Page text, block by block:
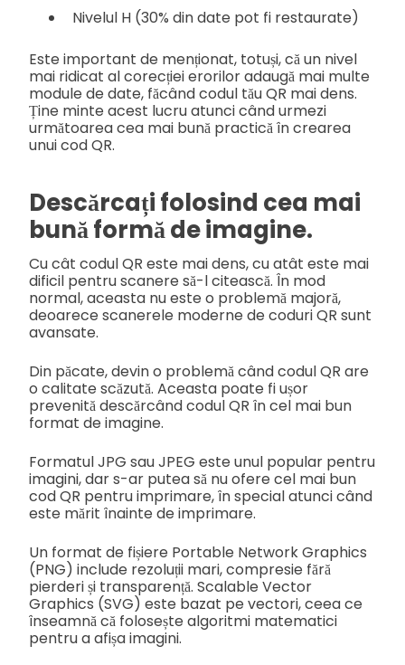
Nivelul H (30% din date pot fi restaurate)
Este important de menționat, totuși, că un nivel
mai ridicat al corecției erorilor adaugă mai multe
module de date, făcând codul tău QR mai dens.
Ține minte acest lucru atunci când urmezi
următoarea cea mai bună practică în crearea
unui cod QR.
Descărcați folosind cea mai
bună formă de imagine.
Cu cât codul QR este mai dens, cu atât este mai
dificil pentru scanere să-l citească. În mod
normal, aceasta nu este o problemă majoră,
deoarece scanerele moderne de coduri QR sunt
avansate.
Din păcate, devin o problemă când codul QR are
o calitate scăzută. Aceasta poate fi ușor
prevenită descărcând codul QR în cel mai bun
format de imagine.
Formatul JPG sau JPEG este unul popular pentru
imagini, dar s-ar putea să nu ofere cel mai bun
cod QR pentru imprimare, în special atunci când
este mărit înainte de imprimare.
Un format de fișiere Portable Network Graphics
(PNG) include rezoluții mari, compresie fără
pierderi și transparență. Scalable Vector
Graphics (SVG) este bazat pe vectori, ceea ce
înseamnă că folosește algoritmi matematici
pentru a afișa imagini.